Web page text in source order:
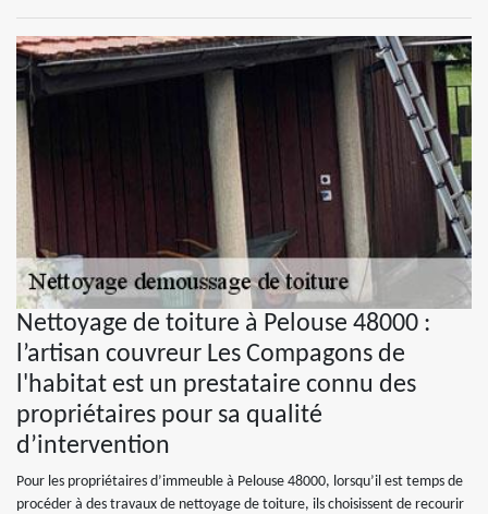
Nettoyage de toiture à Pelouse 48000 :
l’artisan couvreur Les Compagons de
l'habitat est un prestataire connu des
propriétaires pour sa qualité
d’intervention
Pour les propriétaires d’immeuble à Pelouse 48000, lorsqu’il est temps de
procéder à des travaux de nettoyage de toiture, ils choisissent de recourir